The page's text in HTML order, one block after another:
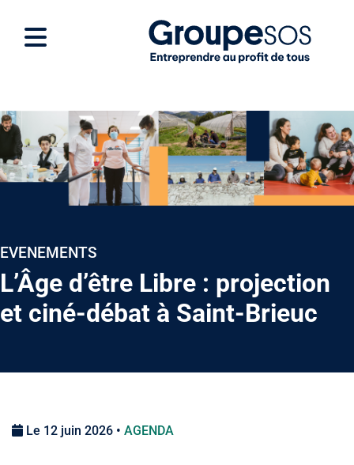
EVENEMENTS
L’Âge d’être Libre : projection
et ciné-débat à Saint-Brieuc
Le 12 juin 2026 • AGENDA